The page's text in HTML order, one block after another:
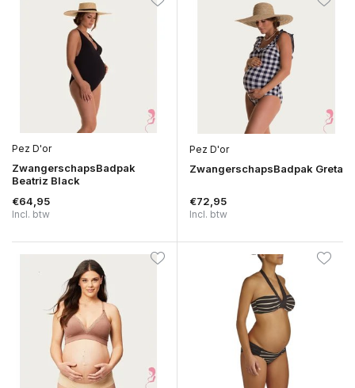
Pez D'or
ZwangerschapsBadpak
Beatriz Black
€64,95
Incl. btw
Pez D'or
ZwangerschapsBadpak Greta
€72,95
Incl. btw